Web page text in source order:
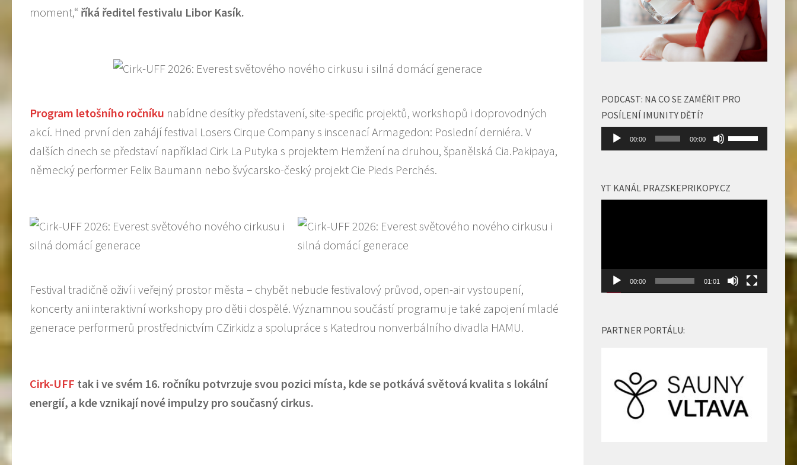
moment,“ říká ředitel festivalu Libor Kasík.
Program letošního ročníku nabídne desítky představení, site-specific projektů, workshopů i doprovodných
akcí. Hned první den zahájí festival Losers Cirque Company s inscenací Armagedon: Poslední derniéra. V
dalších dnech se představí například Cirk La Putyka s projektem Hemžení na druhou, španělská Cia.Pakipaya,
německý performer Felix Baumann nebo švýcarsko-český projekt Cie Pieds Perchés.
Festival tradičně oživí i veřejný prostor města – chybět nebude festivalový průvod, open-air vystoupení,
koncerty ani interaktivní workshopy pro děti i dospělé. Významnou součástí programu je také zapojení mladé
generace performerů prostřednictvím CZirkidz a spolupráce s Katedrou nonverbálního divadla HAMU.
Cirk-UFF tak i ve svém 16. ročníku potvrzuje svou pozici místa, kde se potkává světová kvalita s lokální
energií, a kde vznikají nové impulzy pro současný cirkus.
PODCAST: NA CO SE ZAMĚŘIT PRO
POSÍLENÍ IMUNITY DĚTÍ?
Audio
přehrávač
00:00 00:00
Použitím
šipek
zvýšíte
nebo
YT KANÁL PRAZSKEPRIKOPY.CZ
00:00 01:01
PARTNER PORTÁLU: